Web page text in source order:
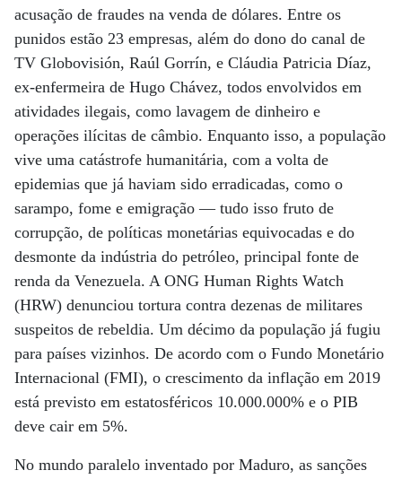
acusação de fraudes na venda de dólares. Entre os
punidos estão 23 empresas, além do dono do canal de
TV Globovisión, Raúl Gorrín, e Cláudia Patricia Díaz,
ex-enfermeira de Hugo Chávez, todos envolvidos em
atividades ilegais, como lavagem de dinheiro e
operações ilícitas de câmbio. Enquanto isso, a população
vive uma catástrofe humanitária, com a volta de
epidemias que já haviam sido erradicadas, como o
sarampo, fome e emigração — tudo isso fruto de
corrupção, de políticas monetárias equivocadas e do
desmonte da indústria do petróleo, principal fonte de
renda da Venezuela. A ONG Human Rights Watch
(HRW) denunciou tortura contra dezenas de militares
suspeitos de rebeldia. Um décimo da população já fugiu
para países vizinhos. De acordo com o Fundo Monetário
Internacional (FMI), o crescimento da inflação em 2019
está previsto em estatosféricos 10.000.000% e o PIB
deve cair em 5%.
No mundo paralelo inventado por Maduro, as sanções